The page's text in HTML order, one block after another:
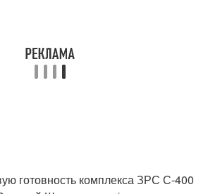
готовность комплекса ЗРС С-400